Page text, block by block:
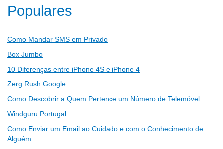
Populares
Como Mandar SMS em Privado
Box Jumbo
10 Diferenças entre iPhone 4S e iPhone 4
Zerg Rush Google
Como Descobrir a Quem Pertence um Número de Telemóvel
Windguru Portugal
Como Enviar um Email ao Cuidado e com o Conhecimento de
Alguém